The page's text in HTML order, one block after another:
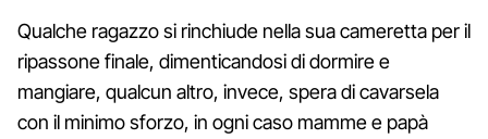
Qualche ragazzo si rinchiude nella sua cameretta per il
ripassone finale, dimenticandosi di dormire e
mangiare, qualcun altro, invece, spera di cavarsela
con il minimo sforzo, in ogni caso mamme e papà